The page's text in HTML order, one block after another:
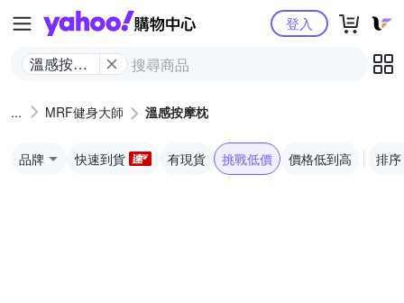
Yahoo購物中心
溫感按摩
登入
MRF健身大師 溫感按摩枕
品牌 快速到貨 有現貨 挑戰低價 價格低到高 排序